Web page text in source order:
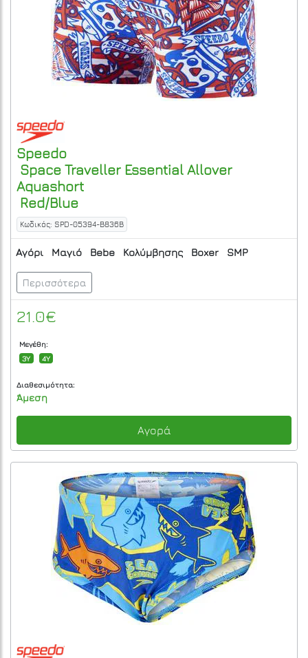
Speedo
Space Traveller Essential Allover
Aquashort
Red/Blue
Κωδικός: SPD-05394-B836B
Αγόρι Μαγιό Bebe Κολύμβησης Boxer SMP
Περισσότερα
21.0€
Μεγέθη:
3Y
4Y
Διαθεσιμότητα:
Άμεση
Αγορά